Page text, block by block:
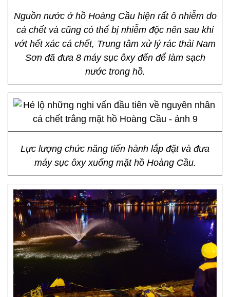
Nguồn nước ở hồ Hoàng Cầu hiện rất ô nhiễm do
cá chết và cũng có thể bị nhiễm độc nên sau khi
vớt hết xác cá chết, Trung tâm xử lý rác thải Nam
Sơn đã đưa 8 máy sục ôxy đến để làm sạch
nước trong hồ.
Lực lượng chức năng tiến hành lắp đặt và đưa
máy sục ôxy xuống mặt hồ Hoàng Cầu.